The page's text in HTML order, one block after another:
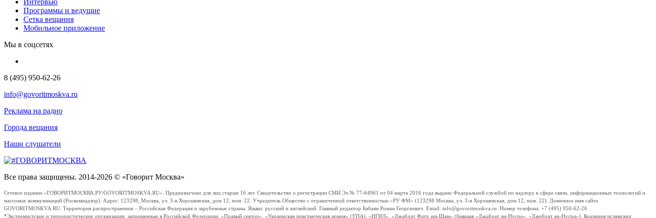
Интервью
Программы и ведущие
Сетка вещания
Мобильное приложение
Мы в соцсетях
8 (495) 950-62-26
info@govoritmoskva.ru
Реклама на радио
Города вещания
Наши слушатели
Все права защищены. 2014-2026 © «Говорит Москва»
Сетевое издание «ГОВОРИТМОСКВА.РУ/GOVORITMOSKVA.RU». Предназначено для лиц старше 16 лет. Свидетельство о регистрации СМИ Эл № 77-64961 от 04 марта 2016 года выдано Федеральной службой по надзору в сфере связи, информационных технологий и
массовых коммуникаций (Роскомнадзор). Адрес: 123298, Москва, ул. 3-я Хорошевская, дом 12, пом. 22. Учредитель Общество с ограниченной ответственностью «РУ ФМ» (123298 Москва, ул. 3-я Хорошевская, дом 12, пом. 22). Доменное имя сайта
GOVORITMOSKVA.RU. Территория распространения – Российская Федерация и зарубежные страны. Языки: русский и английский. Главный редактор Бабаян Роман Георгиевич. Email: info@govoritmoskva.ru. Номер телефона: +7 (495) 950-62-26
*Экстремистские и террористические организации, запрещенные в Российской Федерации: «Правый сектор», «Украинская повстанческая армия» (УПА), «ИГИЛ», «Джабхат Фатх аш-Шам» (бывшая «Джабхат ан-Нусра», «Джебхат ан-Нусра»), Коалиция исламских